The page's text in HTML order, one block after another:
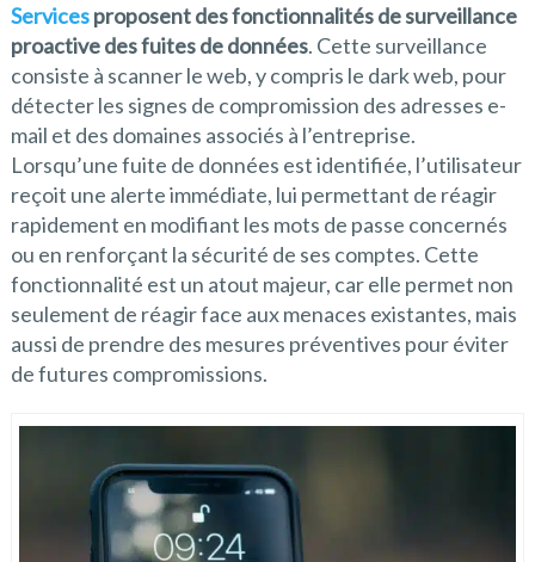
Servicesproposent des fonctionnalités de surveillance
proactive des fuites de données. Cette surveillance
consiste à scanner le web, y compris le dark web, pour
détecter les signes de compromission des adresses e-
mail et des domaines associés à l’entreprise.
Lorsqu’une fuite de données est identifiée, l’utilisateur
reçoit une alerte immédiate, lui permettant de réagir
rapidement en modifiant les mots de passe concernés
ou en renforçant la sécurité de ses comptes. Cette
fonctionnalité est un atout majeur, car elle permet non
seulement de réagir face aux menaces existantes, mais
aussi de prendre des mesures préventives pour éviter
de futures compromissions.